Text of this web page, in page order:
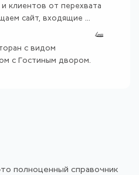
клиентов от перехвата
сайт, входящие ...
с видом
с Гостиным двором.
полноценный справочник